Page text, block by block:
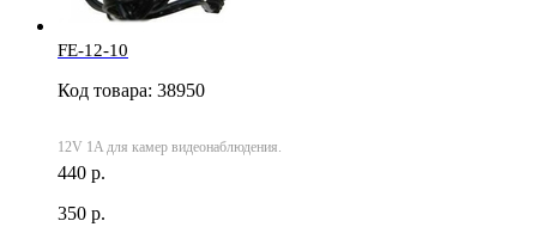
FE-12-10
Код товара: 38950
12V 1A для камер видеонаблюдения.
440 р.
350 р.